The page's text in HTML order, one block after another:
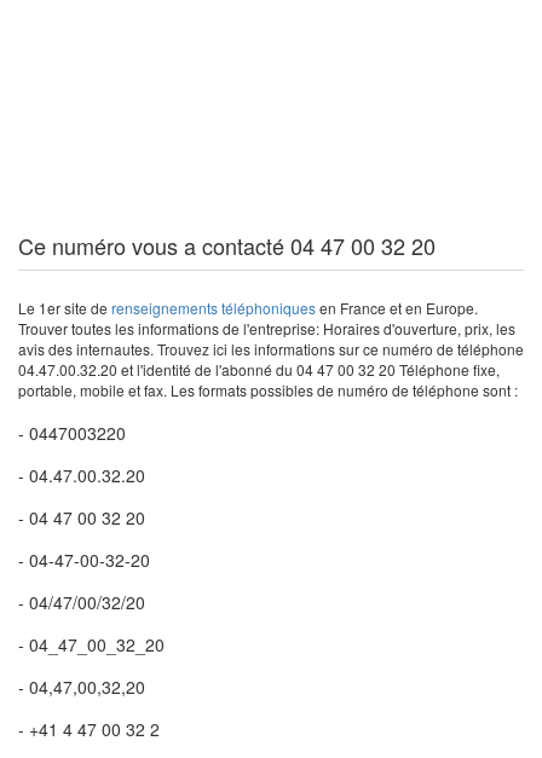
Ce numéro vous a contacté 04 47 00 32 20
Le 1er site de renseignements téléphoniquesen France et en Europe.
Trouver toutes les informations de l'entreprise: Horaires d'ouverture, prix, les
avis des internautes. Trouvez ici les informations sur ce numéro de téléphone
04.47.00.32.20 et l'identité de l'abonné du 04 47 00 32 20 Téléphone fixe,
portable, mobile et fax. Les formats possibles de numéro de téléphone sont :
- 0447003220
- 04.47.00.32.20
- 04 47 00 32 20
- 04-47-00-32-20
- 04/47/00/32/20
- 04_47_00_32_20
- 04,47,00,32,20
- +41 4 47 00 32 2